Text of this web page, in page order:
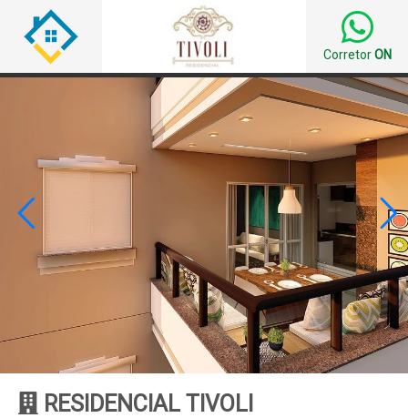
CorretorON
 
RESIDENCIAL TIVOLI